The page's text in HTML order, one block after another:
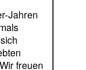
Jahren
freuen